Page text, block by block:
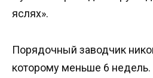
яслях».
Порядочный заводчик
которому меньше 6 недель.